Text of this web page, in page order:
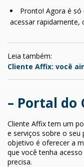
Pronto! Agora é só
acessar rapidamente,
Leia também:
Cliente Affix: você
– Portal do
Cliente Affix tem um
e serviços sobre o seu
objetivo é oferecer a
que você tenha
precisa.